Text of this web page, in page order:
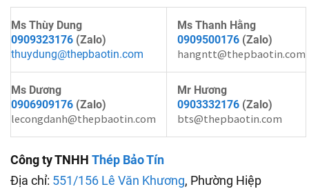
Ms Thùy Dung
0909323176 (Zalo)
thuydung@thepbaotin.com
Ms Thanh Hằng
0909500176 (Zalo)
hangntt@thepbaotin.com
Ms Dương
0906909176 (Zalo)
lecongdanh@thepbaotin.com
Mr Hương
0903332176 (Zalo)
bts@thepbaotin.com
Công ty TNHH Thép Bảo Tín
Địa chỉ: 551/156 Lê Văn Khương, Phường Hiệp